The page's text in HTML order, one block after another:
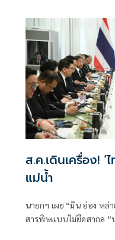
ส.ค.เดินเครื่อง!
แม่นํ้า
นายกฯ เผย “มิน อ่อง หล่าย” พร้อมร่วมมือทุกมิติ ขอไท
สารพิษแบบไม่ยึดสากล “